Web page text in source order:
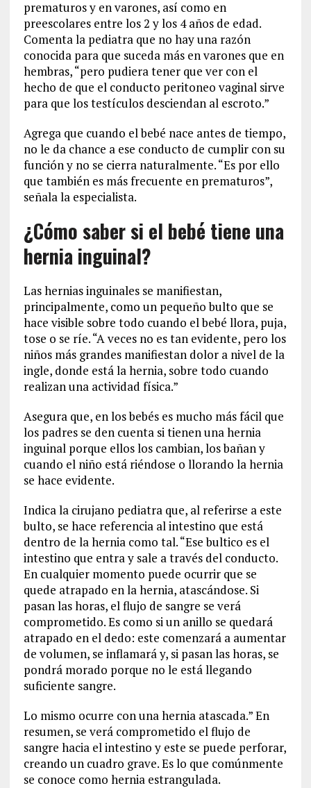
prematuros y en varones, así como en
preescolares entre los 2 y los 4 años de edad.
Comenta la pediatra que no hay una razón
conocida para que suceda más en varones que en
hembras, “pero pudiera tener que ver con el
hecho de que el conducto peritoneo vaginal sirve
para que los testículos desciendan al escroto.”
Agrega que cuando el bebé nace antes de tiempo,
no le da chance a ese conducto de cumplir con su
función y no se cierra naturalmente. “Es por ello
que también es más frecuente en prematuros”,
señala la especialista.
¿Cómo saber si el bebé tiene una
hernia inguinal?
Las hernias inguinales se manifiestan,
principalmente, como un pequeño bulto que se
hace visible sobre todo cuando el bebé llora, puja,
tose o se ríe. “A veces no es tan evidente, pero los
niños más grandes manifiestan dolor a nivel de la
ingle, donde está la hernia, sobre todo cuando
realizan una actividad física.”
Asegura que, en los bebés es mucho más fácil que
los padres se den cuenta si tienen una hernia
inguinal porque ellos los cambian, los bañan y
cuando el niño está riéndose o llorando la hernia
se hace evidente.
Indica la cirujano pediatra que, al referirse a este
bulto, se hace referencia al intestino que está
dentro de la hernia como tal. “Ese bultico es el
intestino que entra y sale a través del conducto.
En cualquier momento puede ocurrir que se
quede atrapado en la hernia, atascándose. Si
pasan las horas, el flujo de sangre se verá
comprometido. Es como si un anillo se quedará
atrapado en el dedo: este comenzará a aumentar
de volumen, se inflamará y, si pasan las horas, se
pondrá morado porque no le está llegando
suficiente sangre.
Lo mismo ocurre con una hernia atascada.” En
resumen, se verá comprometido el flujo de
sangre hacia el intestino y este se puede perforar,
creando un cuadro grave. Es lo que comúnmente
se conoce como hernia estrangulada.